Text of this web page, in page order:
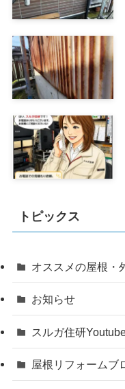
トピックス
オススメの屋根・
お知らせ
スルガ住研
屋根リフォームブ